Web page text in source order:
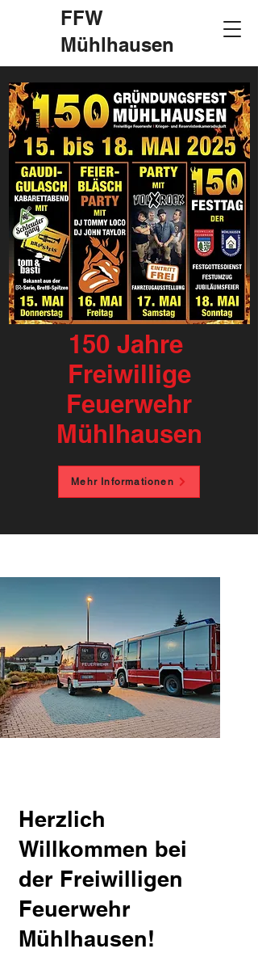
FFW
Mühlhausen
150 Jahre
Freiwillige
Feuerwehr
Mühlhausen
Mehr Informationen
Herzlich
Willkommen bei
der Freiwilligen
Feuerwehr
Mühlhausen!